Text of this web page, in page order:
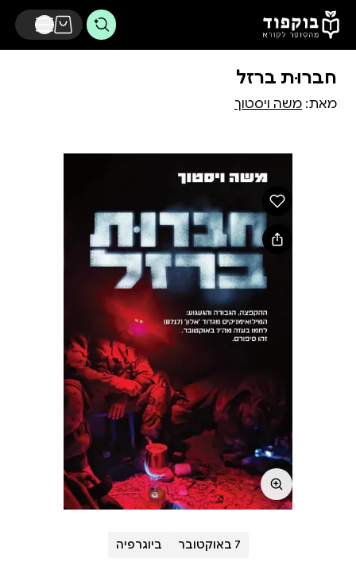
דלג לתוכן הראשי
חברוּת ברזל
מאת: משה ויסטוך
7 באוקטובר ביוגרפיה